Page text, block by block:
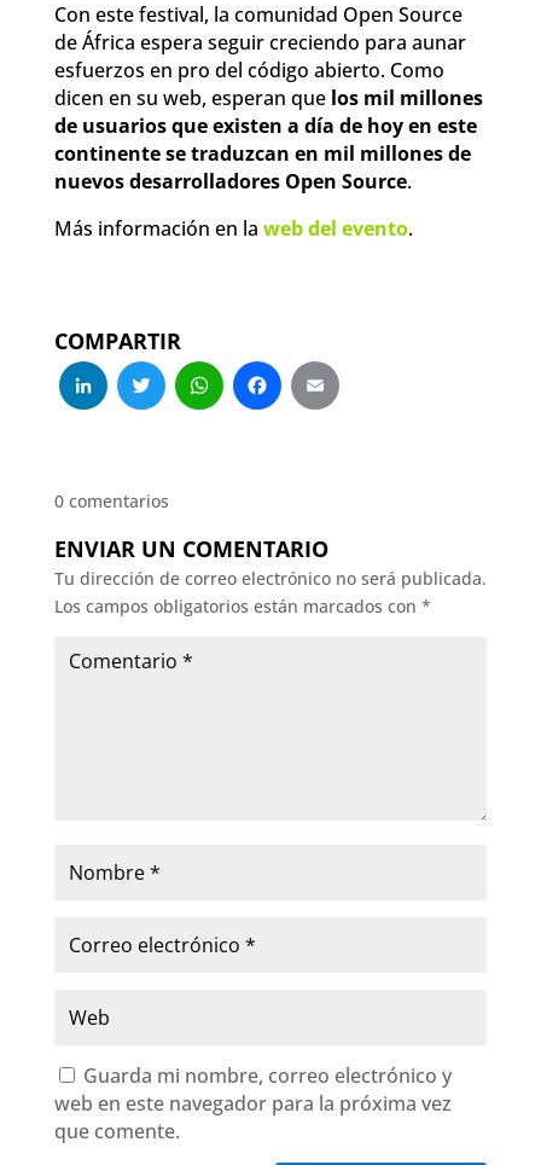
Con este festival, la comunidad Open Source
de África espera seguir creciendo para aunar
esfuerzos en pro del código abierto. Como
dicen en su web, esperan que los mil millones
de usuarios que existen a día de hoy en este
continente se traduzcan en mil millones de
nuevos desarrolladores Open Source.
Más información en la web del evento.
COMPARTIR
LinkedIn
Twitter
WhatsApp
Facebook
0 comentarios
ENVIAR UN COMENTARIO
Tu dirección de correo electrónico no será publicada.
Los campos obligatorios están marcados con *
Guarda mi nombre, correo electrónico y
web en este navegador para la próxima vez
que comente.